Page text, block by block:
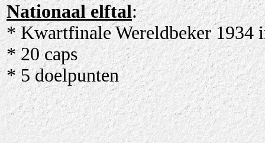
Nationaal elftal:
* Kwartfinale Wereldbeker 1934
* 20 caps
* 5 doelpunten